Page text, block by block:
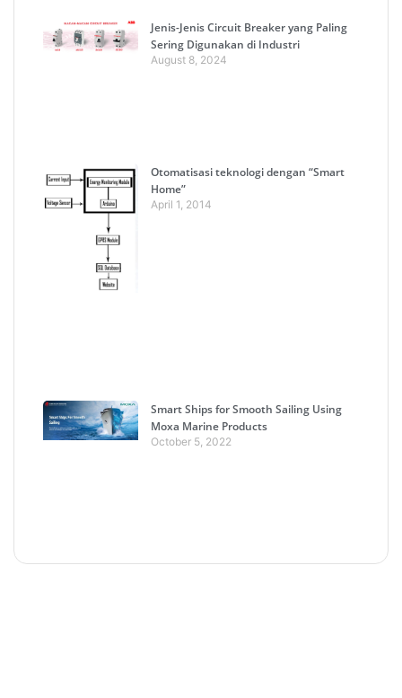
Jenis-Jenis Circuit Breaker yang Paling
Sering Digunakan di Industri
August 8, 2024
Otomatisasi teknologi dengan “Smart
Home”
April 1, 2014
Smart Ships for Smooth Sailing Using
Moxa Marine Products
October 5, 2022